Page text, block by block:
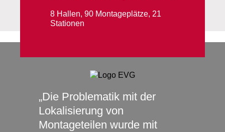
8 Hallen, 90 Montageplätze, 21
Stationen
„Die Problematik mit der
Lokalisierung von
Montageteilen wurde mit